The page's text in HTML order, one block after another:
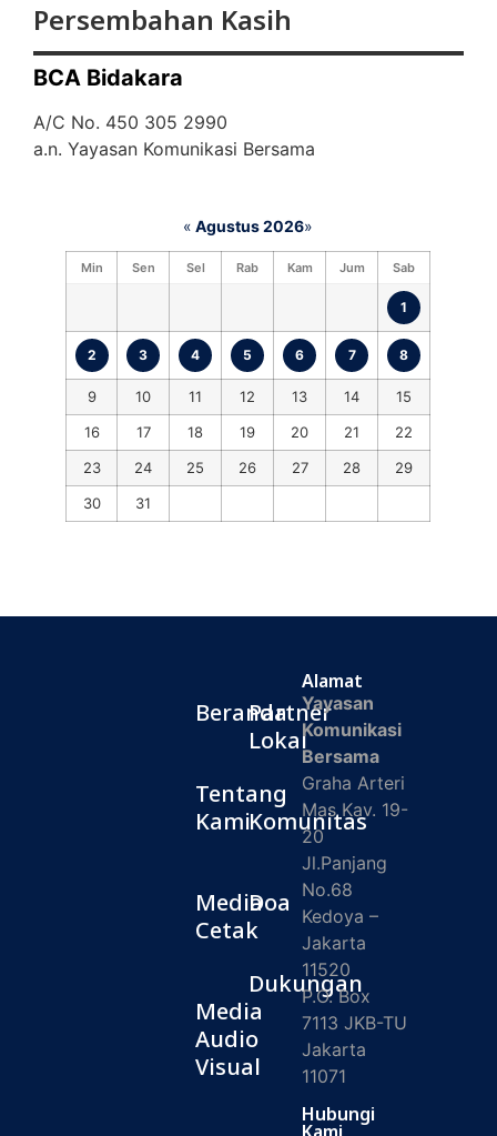
Persembahan Kasih
BCA Bidakara
A/C No. 450 305 2990
a.n. Yayasan Komunikasi Bersama
« Agustus 2026»
Min Sen Sel Rab Kam Jum Sab
1
2 3 4 5 6 7 8
9 10 11 12 13 14
15
16
17 18 19 20 21
22
23
24 25 26 27 28
29
30
31
Beranda
Tentang
Kami
Media
Cetak
Media
Audio
Visual
Partner
Lokal
Komunitas
Doa
Dukungan
Alamat
Yayasan
Komunikasi
Bersama
Graha Arteri
Mas Kav. 19-
20
Jl.Panjang
No.68
Kedoya –
Jakarta
11520
P.O. Box
7113 JKB-TU
Jakarta
11071
Hubungi